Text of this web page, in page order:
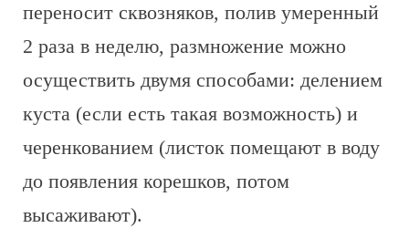
переносит сквозняков, полив умеренный
2 раза в неделю, размножение можно
осуществить двумя способами: делением
куста (если есть такая возможность) и
черенкованием (листок помещают в воду
до появления корешков, потом
высаживают).